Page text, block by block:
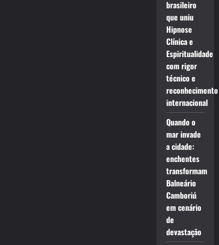
brasileiro
que uniu
Hipnose
Clínica e
Espiritualidade
com rigor
técnico e
reconhecimento
internacional
Quando o
mar invade
a cidade:
enchentes
transformam
Balneário
Camboriú
em cenário
de
devastação